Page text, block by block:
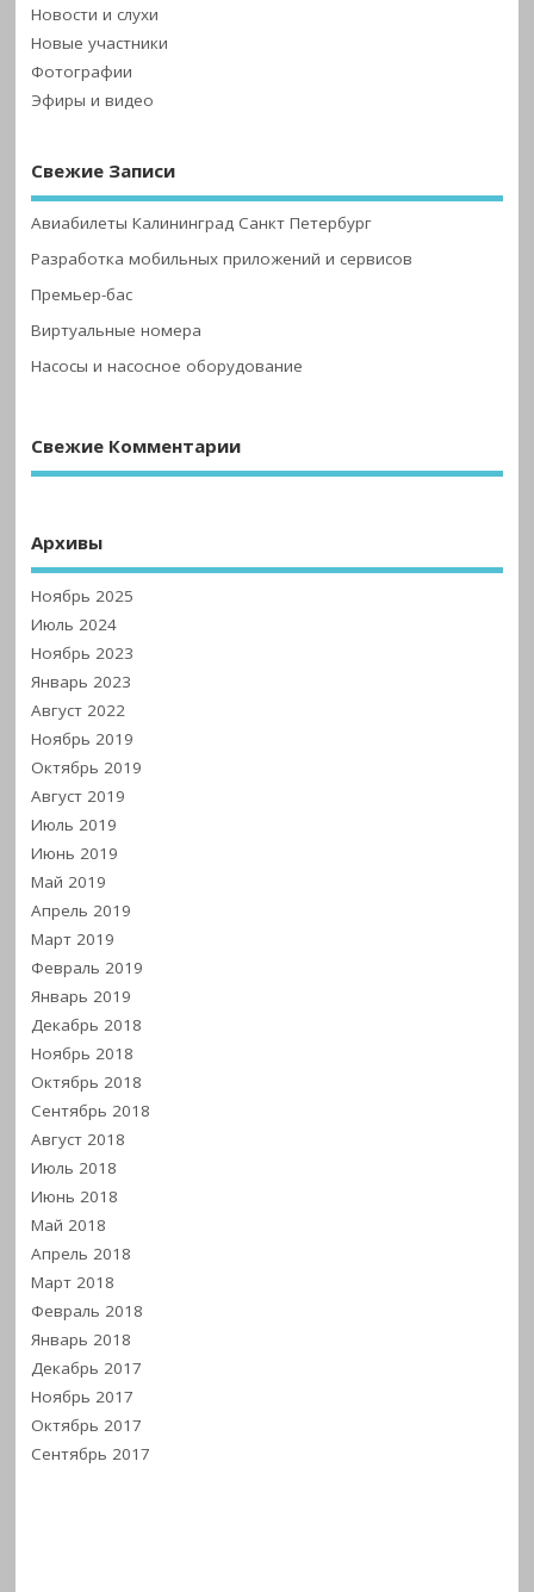
Новости и слухи
Новые участники
Фотографии
Эфиры и видео
Свежие Записи
Авиабилеты Калининград Санкт Петербург
Разработка мобильных приложений и сервисов
Премьер-бас
Виртуальные номера
Насосы и насосное оборудование
Свежие Комментарии
Архивы
Ноябрь 2025
Июль 2024
Ноябрь 2023
Январь 2023
Август 2022
Ноябрь 2019
Октябрь 2019
Август 2019
Июль 2019
Июнь 2019
Май 2019
Апрель 2019
Март 2019
Февраль 2019
Январь 2019
Декабрь 2018
Ноябрь 2018
Октябрь 2018
Сентябрь 2018
Август 2018
Июль 2018
Июнь 2018
Май 2018
Апрель 2018
Март 2018
Февраль 2018
Январь 2018
Декабрь 2017
Ноябрь 2017
Октябрь 2017
Сентябрь 2017